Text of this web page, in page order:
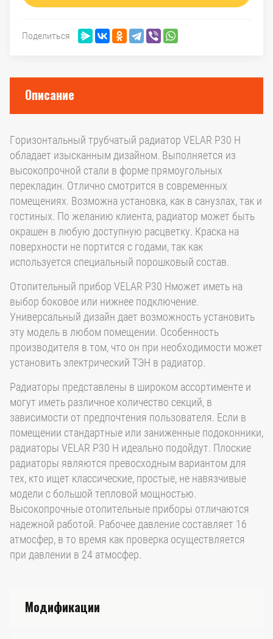
Поделиться
Описание
Горизонтальный трубчатый радиатор VELAR P30 H
обладает изысканным дизайном. Выполняется из
высокопрочной стали в форме прямоугольных
перекладин. Отлично смотрится в современных
помещениях. Возможна установка, как в санузлах, так и
гостиных. По желанию клиента, радиатор может быть
окрашен в любую доступную расцветку. Краска на
поверхности не портится с годами, так как
используется специальный порошковый состав.
Отопительный прибор VELAR P30 Hможет иметь на
выбор боковое или нижнее подключение.
Универсальный дизайн дает возможность установить
эту модель в любом помещении. Особенность
производителя в том, что он при необходимости может
установить электрический ТЭН в радиатор.
Радиаторы представлены в широком ассортименте и
могут иметь различное количество секций, в
зависимости от предпочтения пользователя. Если в
помещении стандартные или заниженные подоконники,
радиаторы VELAR P30 H идеально подойдут. Плоские
радиаторы являются превосходным вариантом для
тех, кто ищет классические, простые, не навязчивые
модели с большой тепловой мощностью.
Высокопрочные отопительные приборы отличаются
надежной работой. Рабочее давление составляет 16
атмосфер, в то время как проверка осуществляется
при давлении в 24 атмосфер.
Модификации